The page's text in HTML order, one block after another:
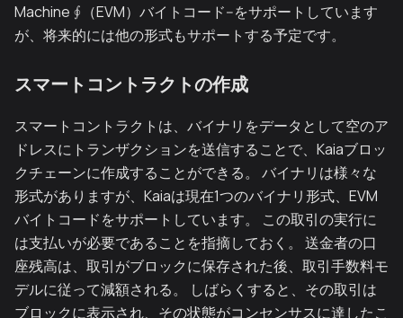
Machine ∮（EVM）バイトコード--をサポートしています
が、将来的には他の形式もサポートする予定です。
スマートコントラクトの作成
スマートコントラクトは、バイナリをデータとして空のア
ドレスにトランザクションを送信することで、Kaiaブロッ
クチェーンに作成することができる。 バイナリは様々な
形式がありますが、Kaiaは現在1つのバイナリ形式、EVM
バイトコードをサポートしています。 この取引の実行に
は支払いが必要であることを指摘しておく。 送金者の口
座残高は、取引がブロックに保存された後、取引手数料モ
デルに従って減額される。 しばらくすると、その取引は
ブロックに表示され、その状態がコンセンサスに達したこ